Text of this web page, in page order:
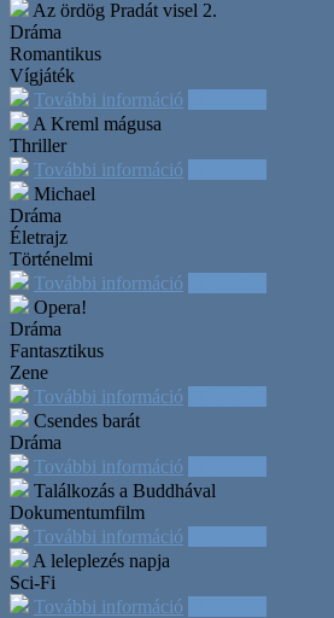
Az ördög Pradát visel 2.
Dráma
Romantikus
Vígjáték
További információ
A Kreml mágusa
Thriller
További információ
Michael
Dráma
Életrajz
Történelmi
További információ
Opera!
Dráma
Fantasztikus
Zene
További információ
Csendes barát
Dráma
További információ
Találkozás a Buddhával
Dokumentumfilm
További információ
A leleplezés napja
Sci-Fi
További információ